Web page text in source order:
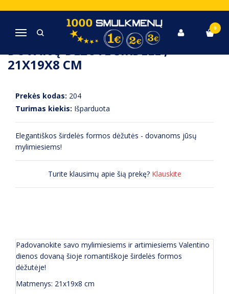
Navigacija
0
Pagrindinis
Romantiškos dovanos
Dovanų dėžutė širdelė , 21x19x8 cm
DOVANŲ DĖŽUTĖ ŠIRDELĖ ,
21X19X8 CM
Prekės kodas: 204
Turimas kiekis: Išparduota
Elegantiškos širdelės formos dėžutės - dovanoms jūsų
mylimiesiems!
Turite klausimų apie šią prekę? Klauskite
Padovanokite savo mylimiesiems ir artimiesiems Valentino
dienos dovaną šioje romantiškoje širdelės formos
dėžutėje!
Matmenys: 21x19x8 cm